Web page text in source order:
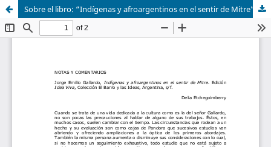
Sobre el libro: “Indígenas y afroargentinos en el sentir de Mitre” Jorge Emilio Gallardo